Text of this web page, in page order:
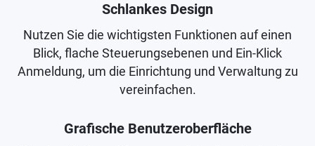
Schlankes Design
Nutzen Sie die wichtigsten Funktionen auf einen
Blick, flache Steuerungsebenen und Ein-Klick
Anmeldung, um die Einrichtung und Verwaltung zu
vereinfachen.
Grafische Benutzeroberfläche